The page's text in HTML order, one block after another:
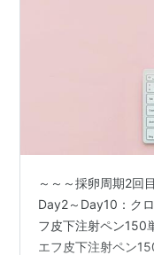
～～～採卵周期2回
Day2～Day10：ク
フ皮下注射ペン150
エフ皮下注射ペン